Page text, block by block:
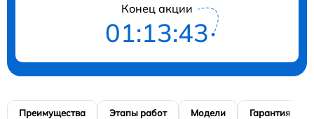
Конец акции
01:13:42
Преимущества Этапы работ Модели Гарантия